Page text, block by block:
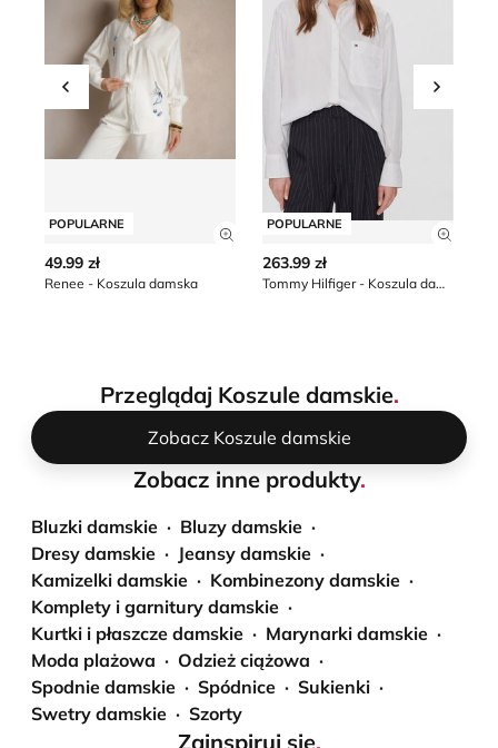
Przesuń w lewo
POPULARNE
Zobacz szczegóły produktu
49.99 zł
Renee - Koszula damska
POPULARNE
263.99 zł
Tommy Hilfiger - Koszula damska wiosenna
Przeglądaj Koszule damskie.
Zobacz Koszule damskie
Zobacz inne produkty.
Bluzki damskie
Bluzy damskie
Dresy damskie
Jeansy damskie
Kamizelki damskie
Kombinezony damskie
Komplety i garnitury damskie
Kurtki i płaszcze damskie
Marynarki damskie
Moda plażowa
Odzież ciążowa
Spodnie damskie
Spódnice
Sukienki
Swetry damskie
Szorty
Zainspiruj się.